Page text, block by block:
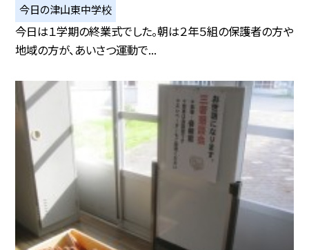
今日の津山東中学校
今日は１学期の終業式でした。朝は２年５組の保護者の方や
地域の方が、あいさつ運動で...